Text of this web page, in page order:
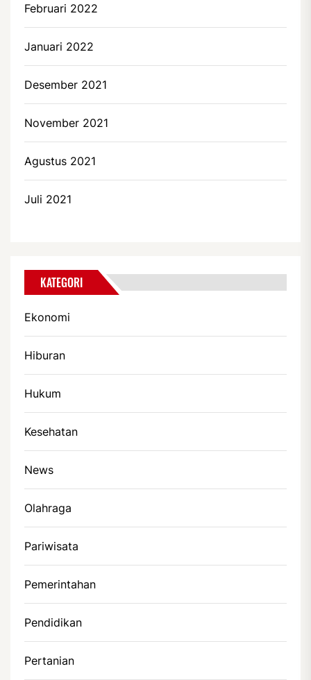
Februari 2022
Januari 2022
Desember 2021
November 2021
Agustus 2021
Juli 2021
KATEGORI
Ekonomi
Hiburan
Hukum
Kesehatan
News
Olahraga
Pariwisata
Pemerintahan
Pendidikan
Pertanian